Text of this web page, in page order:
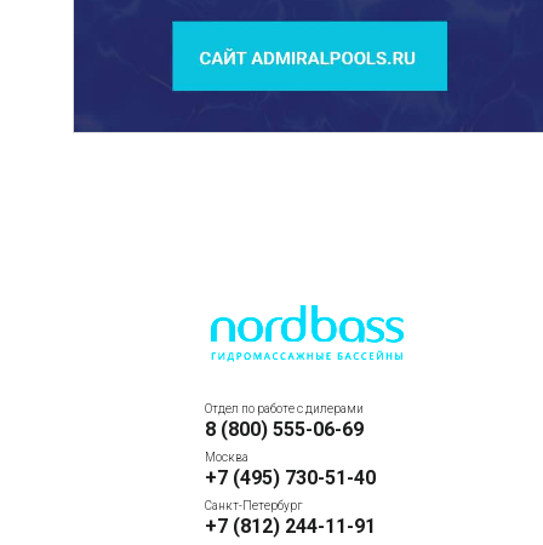
Отдел по работе с дилерами
8 (800) 555-06-69
Москва
+7 (495) 730-51-40
Санкт-Петербург
+7 (812) 244-11-91